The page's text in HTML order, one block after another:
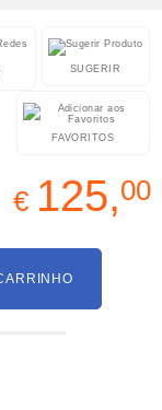
SUGERIR
FAVORITOS
€ 125,00